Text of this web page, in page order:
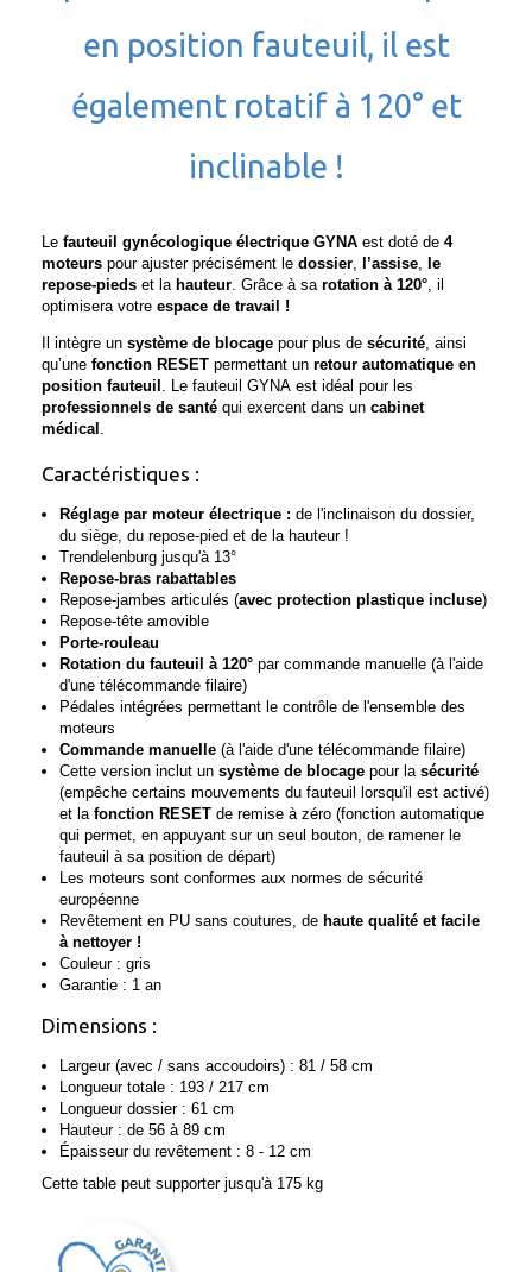
en position fauteuil, il est
également rotatif à 120° et
inclinable !
Le fauteuil gynécologique électrique GYNA est doté de 4
moteurs pour ajuster précisément le dossier, l’assise, le
repose-pieds et lahauteur. Grâce à sa rotation à 120°, il
optimisera votre espace de travail !
Il intègre un système de blocage pour plus de sécurité, ainsi
qu’une fonction RESET permettant un retour automatique en
position fauteuil . Le fauteuil GYNA est idéal pour les
professionnels de santé qui exercent dans un cabinet
médical .
Caractéristiques :
Réglage par moteur électrique : de l'inclinaison du dossier,
du siège, du repose-pied et de la hauteur !
Trendelenburg jusqu'à 13°
Repose-bras rabattables
Repose-jambes articulés (avec protection plastique incluse)
Repose-tête amovible
Porte-rouleau
Rotation du fauteuil à 120° par commande manuelle (à l'aide
d'une télécommande filaire)
Pédales intégrées permettant le contrôle de l'ensemble des
moteurs
Commande manuelle (à l'aide d'une télécommande filaire)
Cette version inclut un système de blocage pour lasécurité
(empêche certains mouvements du fauteuil lorsqu'il est activé)
et lafonction RESET de remise à zéro (fonction automatique
qui permet, en appuyant sur un seul bouton, de ramener le
fauteuil à sa position de départ)
Les moteurs sont conformes aux normes de sécurité
européenne
Revêtement en PU sans coutures, de haute qualité et facile
à nettoyer !
Couleur : gris
Garantie : 1 an
Dimensions :
Largeur (avec / sans accoudoirs) : 81 / 58 cm
Longueur totale : 193 / 217 cm
Longueur dossier : 61 cm
Hauteur : de 56 à 89 cm
Épaisseur du revêtement : 8 - 12 cm
Cette table peut supporter jusqu'à 175 kg